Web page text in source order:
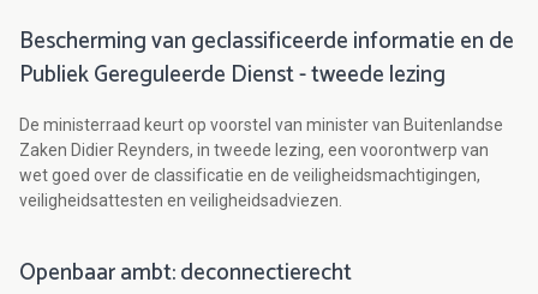
Bescherming van geclassificeerde informatie en de
Publiek Gereguleerde Dienst - tweede lezing
De ministerraad keurt op voorstel van minister van Buitenlandse
Zaken Didier Reynders, in tweede lezing, een voorontwerp van
wet goed over de classificatie en de veiligheidsmachtigingen,
veiligheidsattesten en veiligheidsadviezen.
Openbaar ambt: deconnectierecht